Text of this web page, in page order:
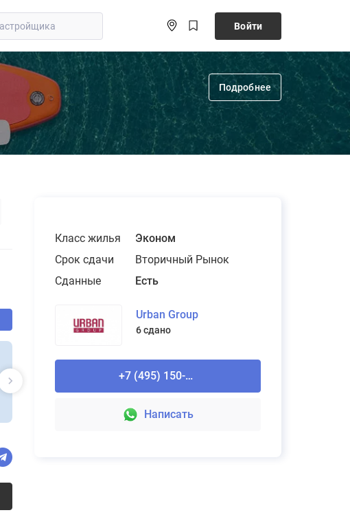
Войти
Подробнее
Класс жилья
Эконом
Срок сдачи
Вторичный Рынок
Сданные
Есть
Urban Group
6 сдано
+7 (495) 150-90-61
Написать
Взыскание неустойки за просрочку
передачи квартиры
Подробнее